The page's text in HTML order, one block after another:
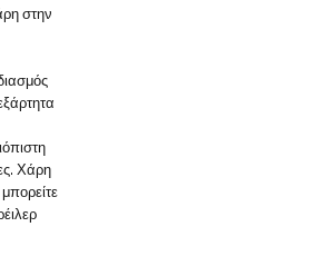
στην
Χάρη